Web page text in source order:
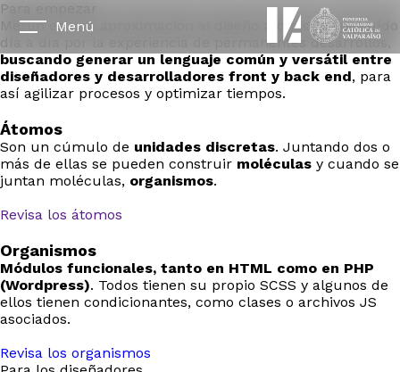
Menú
Para empezar
Merlín es una aproximación al diseño atómico construído
día a día por la experiencia de permanentes desarrollos,
buscando generar un lenguaje común y versátil entre
diseñadores y desarrolladores front y back end, para
así agilizar procesos y optimizar tiempos.
Átomos
Son un cúmulo de unidades discretas. Juntando dos o
más de ellas se pueden construir moléculas y cuando se
juntan moléculas, organismos.
Revisa los átomos
Organismos
Módulos funcionales, tanto en HTML como en PHP
(Wordpress). Todos tienen su propio SCSS y algunos de
ellos tienen condicionantes, como clases o archivos JS
asociados.
Revisa los organismos